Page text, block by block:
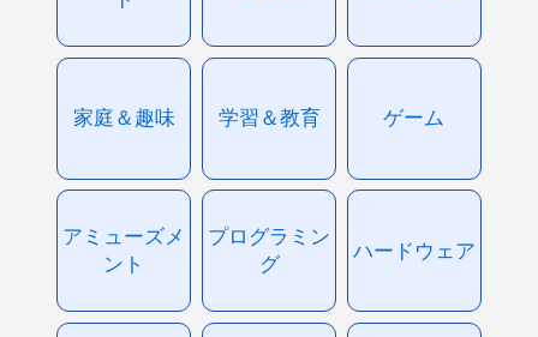
家庭＆趣味 学習＆教育 ゲーム
アミューズメ
ント
プログラミン
グ
ハードウェア